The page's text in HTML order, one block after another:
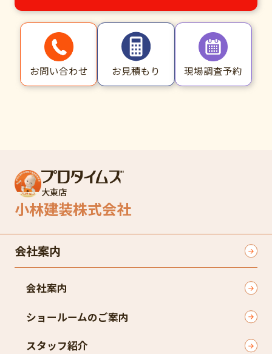
お問い合わせ お見積もり 現場調査予約
大東店
小林建装株式会社
会社案内
会社案内
ショールームのご案内
スタッフ紹介